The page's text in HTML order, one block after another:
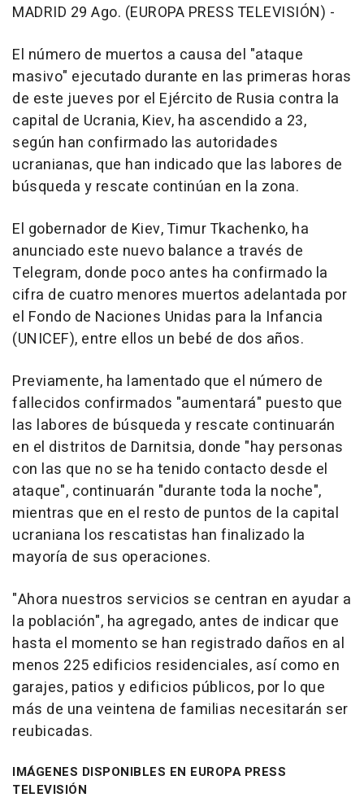
MADRID 29 Ago. (EUROPA PRESS TELEVISIÓN) -
El número de muertos a causa del "ataque
masivo" ejecutado durante en las primeras horas
de este jueves por el Ejército de Rusia contra la
capital de Ucrania, Kiev, ha ascendido a 23,
según han confirmado las autoridades
ucranianas, que han indicado que las labores de
búsqueda y rescate continúan en la zona.
El gobernador de Kiev, Timur Tkachenko, ha
anunciado este nuevo balance a través de
Telegram, donde poco antes ha confirmado la
cifra de cuatro menores muertos adelantada por
el Fondo de Naciones Unidas para la Infancia
(UNICEF), entre ellos un bebé de dos años.
Previamente, ha lamentado que el número de
fallecidos confirmados "aumentará" puesto que
las labores de búsqueda y rescate continuarán
en el distritos de Darnitsia, donde "hay personas
con las que no se ha tenido contacto desde el
ataque", continuarán "durante toda la noche",
mientras que en el resto de puntos de la capital
ucraniana los rescatistas han finalizado la
mayoría de sus operaciones.
"Ahora nuestros servicios se centran en ayudar a
la población", ha agregado, antes de indicar que
hasta el momento se han registrado daños en al
menos 225 edificios residenciales, así como en
garajes, patios y edificios públicos, por lo que
más de una veintena de familias necesitarán ser
reubicadas.
IMÁGENES DISPONIBLES EN EUROPA PRESS
TELEVISIÓN